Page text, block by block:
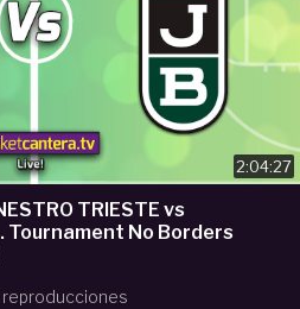
2:04:27
TRIESTE vs
Tournament No Borders
reproducciones